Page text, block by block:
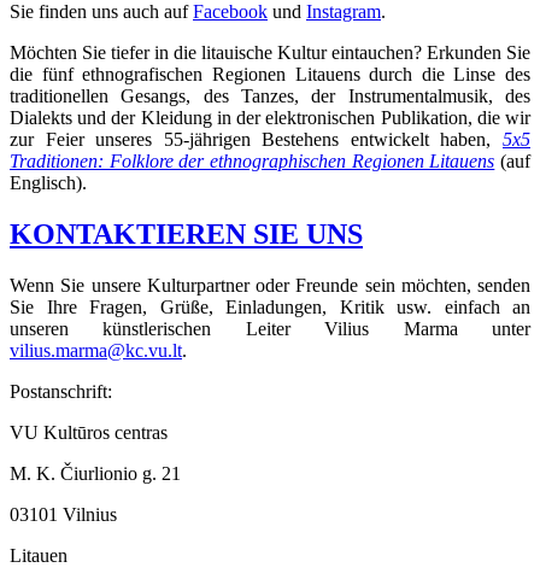
Sie finden uns auch aufFacebook und Instagram.
Möchten Sie tiefer in die litauische Kultur eintauchen? Erkunden Sie
die fünf ethnografischen Regionen Litauens durch die Linse des
traditionellen Gesangs, des Tanzes, der Instrumentalmusik, des
Dialekts und der Kleidung in der elektronischen Publikation, die wir
zur Feier unseres 55-jährigen Bestehens entwickelt haben, 5x5
Traditionen: Folklore der ethnographischen Regionen Litauens (auf
Englisch).
KONTAKTIEREN SIE UNS
Wenn Sie unsere Kulturpartner oder Freunde sein möchten, senden
Sie Ihre Fragen, Grüße, Einladungen, Kritik usw. einfach an
unseren künstlerischen Leiter Vilius Marma unter
vilius.marma@kc.vu.lt.
Postanschrift:
VU Kultūros centras
M. K. Čiurlionio g. 21
03101 Vilnius
Litauen